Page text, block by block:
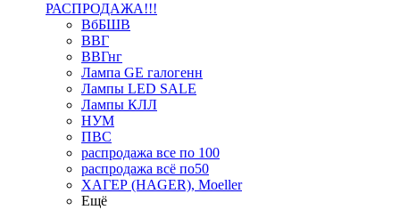
РАСПРОДАЖА!!!
ВбБШВ
ВВГ
ВВГнг
Лампа GE галогенн
Лампы LED SALE
Лампы КЛЛ
НУМ
ПВС
распродажа все по 100
распродажа всё по50
ХАГЕР (HAGER), Moeller
Ещё